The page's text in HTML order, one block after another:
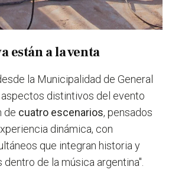
están a la venta
la Municipalidad de General
distintivos del evento
de cuatro escenarios, pensados
dinámica, con
que integran historia y
de la música argentina".